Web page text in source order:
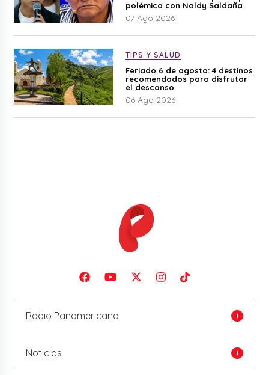
polémica con Naldy Saldaña
07 Ago 2026
TIPS Y SALUD
Feriado 6 de agosto: 4 destinos
recomendados para disfrutar
el descanso
06 Ago 2026
Radio Panamericana
Noticias